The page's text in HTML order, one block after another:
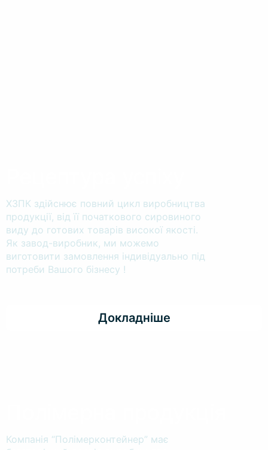
ХЗПК здійснює повний цикл виробництва
продукції, від її початкового сировиного
виду до готових товарів високої якості.
Як завод-виробник, ми можемо
виготовити замовлення індивідуально під
потреби Вашого бізнесу !
Докладніше
Компанія “Полімерконтейнер” має